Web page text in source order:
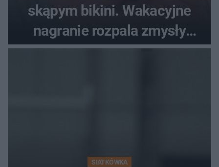
skąpym bikini. Wakacyjne
nagranie rozpala zmysły
fanów
SIATKÓWKA